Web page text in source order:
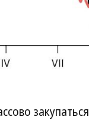
закупаться